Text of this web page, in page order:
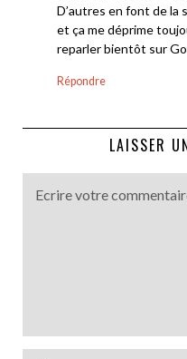
D’autres en font de la
et ça me déprime
reparler bientôt sur
Répondre
LAISSER